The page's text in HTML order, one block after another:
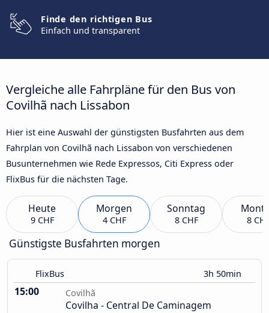
Finde den richtigen Bus
Einfach und transparent
Vergleiche alle Fahrpläne für den Bus von
Covilhã nach Lissabon
Hier ist eine Auswahl der günstigsten Busfahrten aus dem
Fahrplan von Covilhã nach Lissabon von verschiedenen
Busunternehmen wie Rede Expressos, Citi Express oder
FlixBus für die nächsten Tage.
Heute
9 CHF
Morgen
4 CHF
Sonntag
8 CHF 8
Günstigste Busfahrten morgen
FlixBus 3h 50min
15:00 Covilhã
Covilha - Central De Caminagem